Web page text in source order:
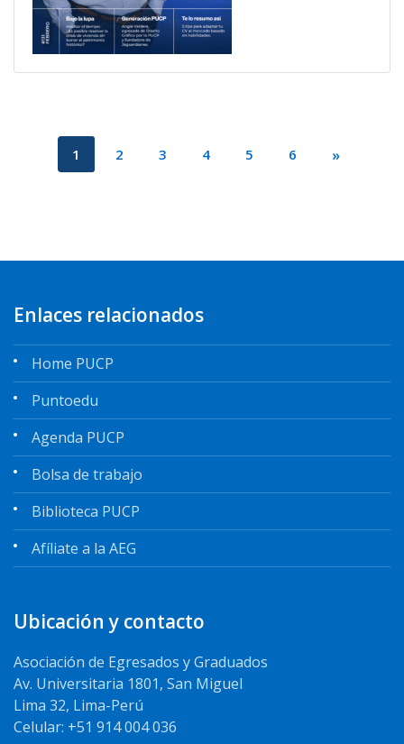
1 2 3 4 5 6 »Previous
Enlaces relacionados
Home PUCP
Puntoedu
Agenda PUCP
Bolsa de trabajo
Biblioteca PUCP
Afíliate a la AEG
Ubicación y contacto
Asociación de Egresados y Graduados
Av. Universitaria 1801, San Miguel
Lima 32, Lima-Perú
Celular: +51 914 004 036